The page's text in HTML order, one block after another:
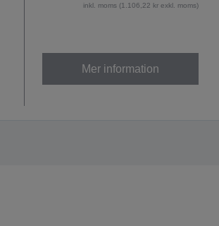
inkl. moms (1.106,22 kr exkl. moms)
Mer information